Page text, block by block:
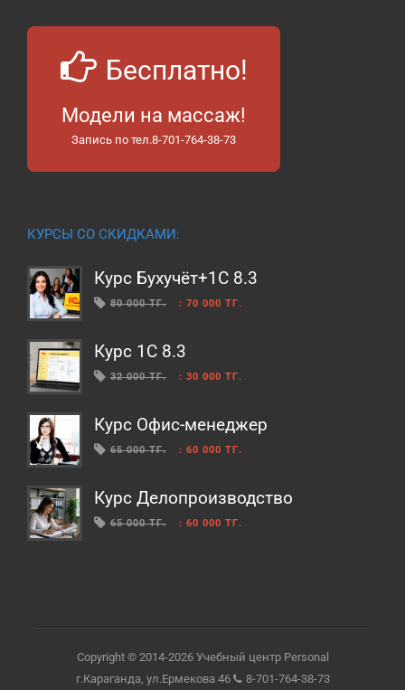
Бесплатно!
Модели на массаж!
Запись по тел.8-701-764-38-73
КУРСЫ СО СКИДКАМИ:
Курс Бухучёт+1С 8.3
80 000 ТГ. : 70 000 ТГ.
Курс 1С 8.3
32 000 ТГ. : 30 000 ТГ.
Курс Офис-менеджер
65 000 ТГ. : 60 000 ТГ.
Курс Делопроизводство
65 000 ТГ. : 60 000 ТГ.
Copyright © 2014-2026 Учебный центр Personal
г.Караганда, ул.Ермекова 46
8-701-764-38-73